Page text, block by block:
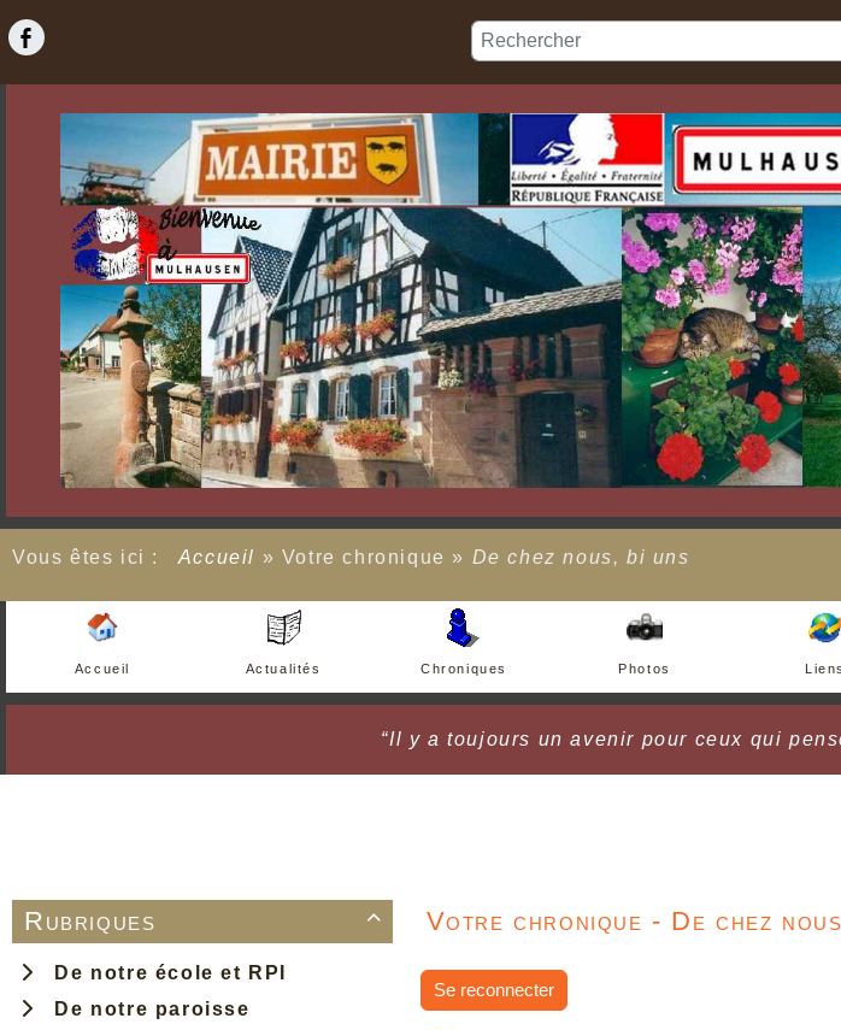
Vous êtes ici : Accueil » Votre chronique » De chez nous, bi uns
Accueil Actualités Chroniques Photos Liens
“Il y a toujours un avenir pour ceux qui

Rubriques
De notre école et RPI
De notre paroisse
Votre chronique - De chez
Se reconnecter